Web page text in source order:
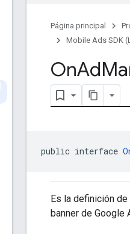
Página principal
Mobile Ads SDK
OnAd
public interface
Es la definición
banner de Google